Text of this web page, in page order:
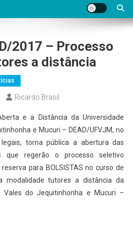
2017 – Processo
a distância
Ricardo Brasil
e a Distância da Universidade
e Mucuri – DEAD/UFVJM, no
torna pública a abertura das
que regerão o processo seletivo
para BOLSISTAS no curso de
modalidade tutores a distância da
Vales do Jequitinhonha e Mucuri –